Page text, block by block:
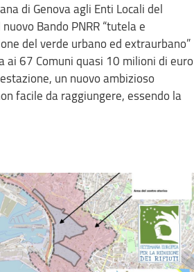
di Genova agli Enti Locali del
Bando PNRR “tutela e
del verde urbano ed extraurbano”
ai 67 Comuni quasi 10 milioni di euro
un nuovo ambizioso
facile da raggiungere, essendo la